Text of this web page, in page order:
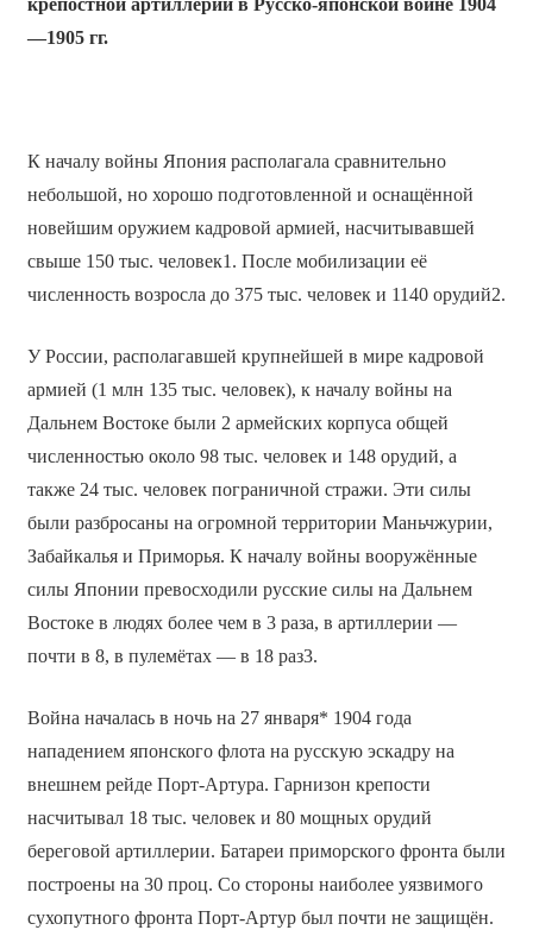
крепостной артиллерии в Русско-японской войне 1904
—1905 гг.
К началу войны Япония располагала сравнительно
небольшой, но хорошо подготовленной и оснащённой
новейшим оружием кадровой армией, насчитывавшей
свыше 150 тыс. человек1. После мобилизации её
численность возросла до 375 тыс. человек и 1140 орудий2.
У России, располагавшей крупнейшей в мире кадровой
армией (1 млн 135 тыс. человек), к началу войны на
Дальнем Востоке были 2 армейских корпуса общей
численностью около 98 тыс. человек и 148 орудий, а
также 24 тыс. человек пограничной стражи. Эти силы
были разбросаны на огромной территории Маньчжурии,
Забайкалья и Приморья. К началу войны вооружённые
силы Японии превосходили русские силы на Дальнем
Востоке в людях более чем в 3 раза, в артиллерии —
почти в 8, в пулемётах — в 18 раз3.
Война началась в ночь на 27 января* 1904 года
нападением японского флота на русскую эскадру на
внешнем рейде Порт-Артура. Гарнизон крепости
насчитывал 18 тыс. человек и 80 мощных орудий
береговой артиллерии. Батареи приморского фронта были
построены на 30 проц. Со стороны наиболее уязвимого
сухопутного фронта Порт-Артур был почти не защищён.